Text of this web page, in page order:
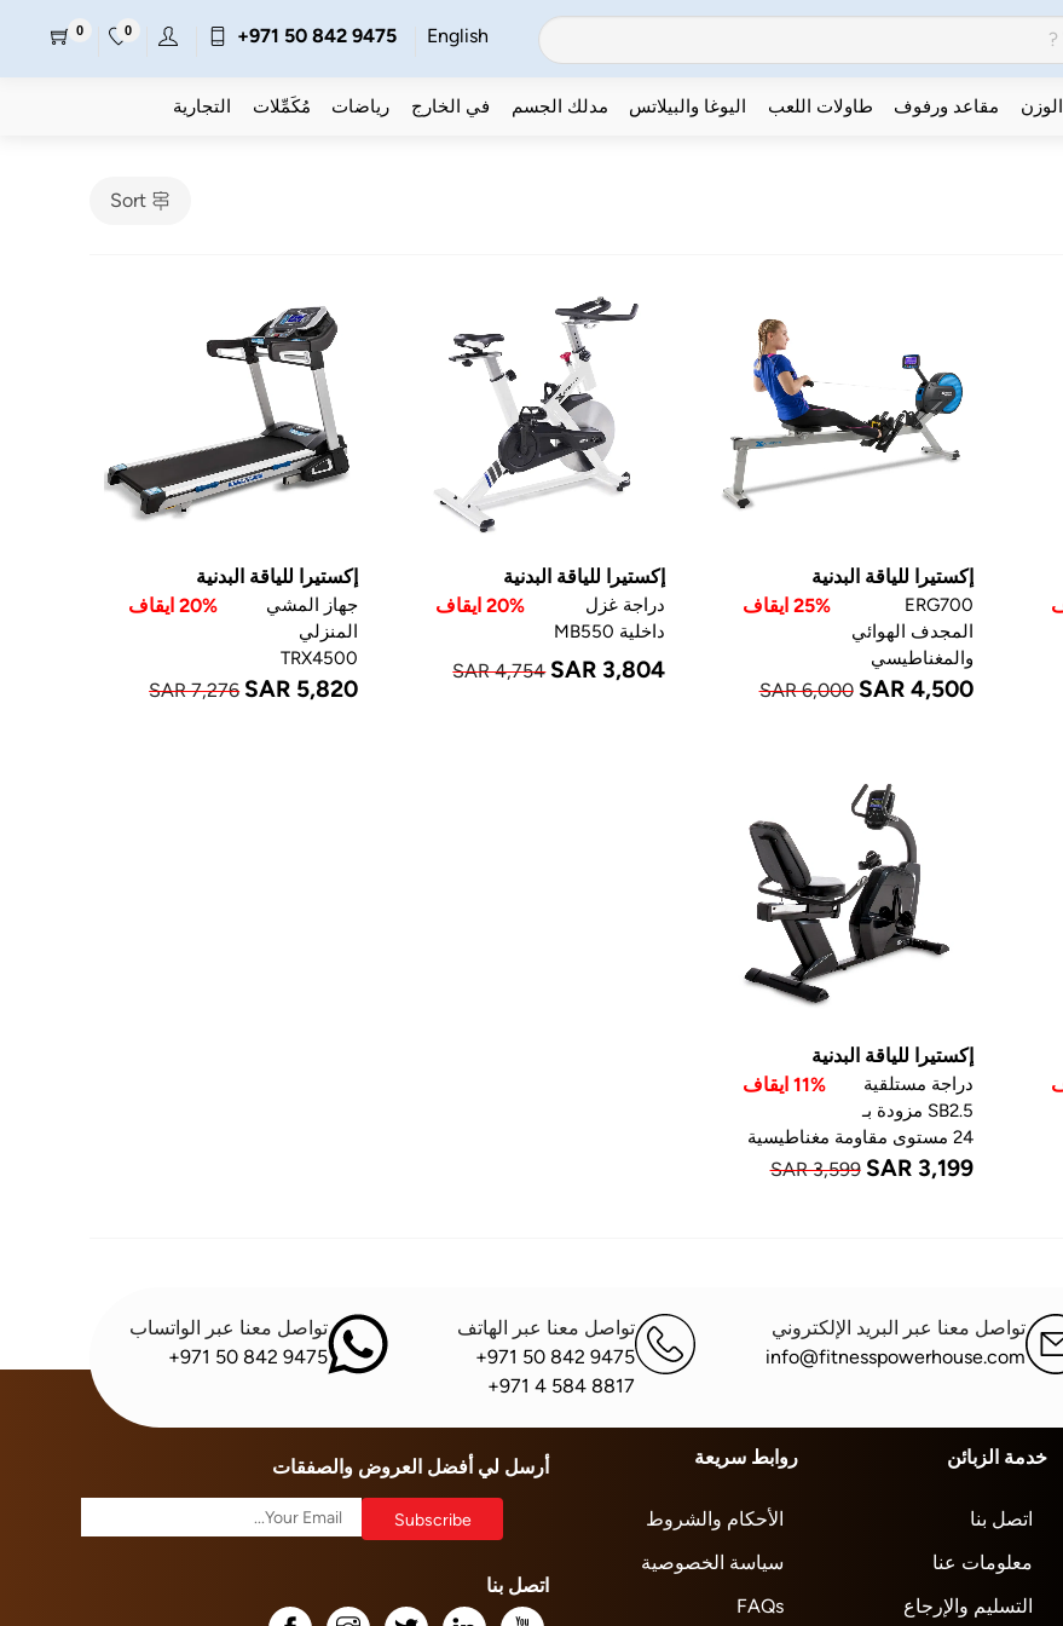
English
+971 50 842 9475
0
0
الوزن مقاعد ورفوف طاولات اللعب اليوغا والبيلاتس مدلك الجسم في الخارج رياضات مُكَمِّلات التجارية
Sort
إكستيرا للياقة البدنية
25% ايقاف
ERG700
المجدف الهوائي
والمغناطيسي
SAR 6,000 SAR 4,500
إكستيرا للياقة البدنية
20% ايقاف
دراجة غزل
داخلية MB550
SAR 4,754 SAR 3,804
إكستيرا للياقة البدنية
20% ايقاف
جهاز المشي
المنزلي
TRX4500
SAR 7,276 SAR 5,820
إكستيرا للياقة البدنية
11% ايقاف
دراجة مستلقية
SB2.5 مزودة بـ
24 مستوى مقاومة مغناطيسية
SAR 3,599 SAR 3,199
تواصل معنا عبر البريد الإلكتروني
info@fitnesspowerhouse.com
تواصل معنا عبر الهاتف
+971 50 842 9475
+971 4 584 8817
تواصل معنا عبر الواتساب
+971 50 842 9475
خدمة الزبائن
اتصل بنا
معلومات عنا
التسليم والإرجاع
روابط سريعة
الأحكام والشروط
سياسة الخصوصية
FAQs
أرسل لي أفضل العروض والصفقات
اتصل بنا